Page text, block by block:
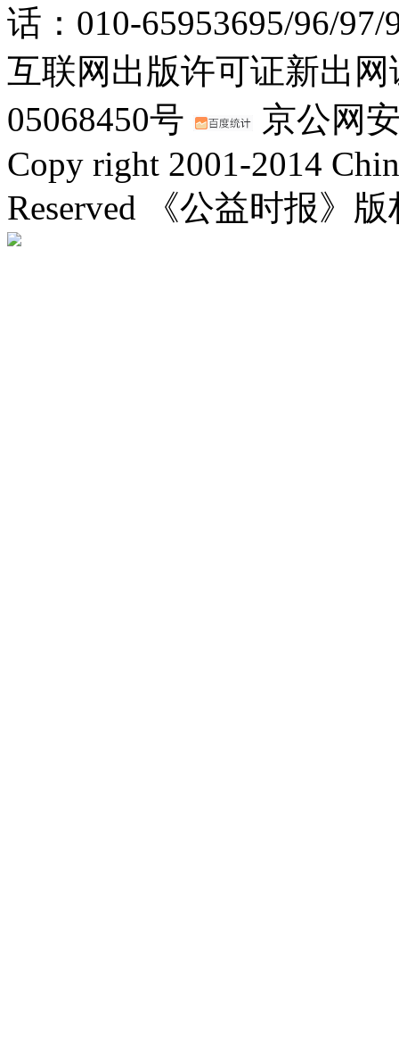
话：010-65953695/96/
互联网出版许可证新出
05068450号
京公网
Copy right 2001-2014
Reserved 《公益时报》